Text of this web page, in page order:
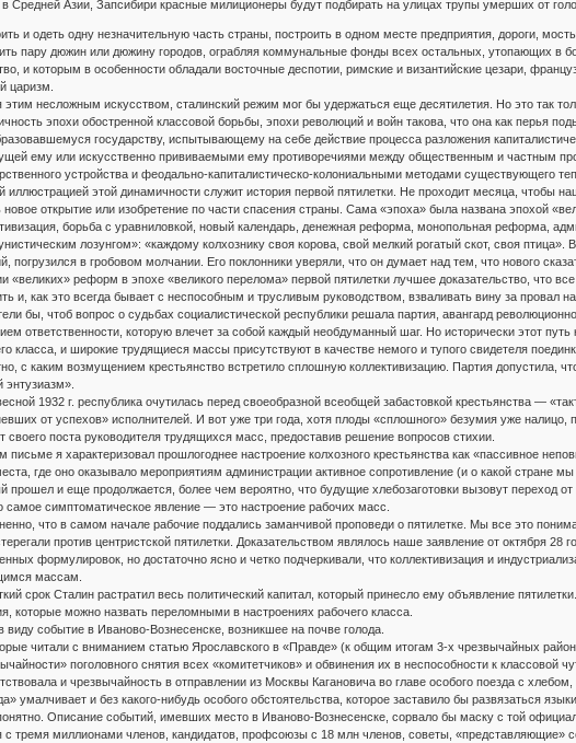
Средней Азии, Запсибири красные милиционеры будут подбирать на улицах трупы умерших от
и одеть одну незначительную часть страны, построить в одном месте предприятия, дороги,
пару дюжин или дюжину городов, ограбляя коммунальные фонды всех остальных, утопающих в
и которым в особенности обладали восточные деспотии, римские и византийские цезари,
царизм.
этим несложным искусством, сталинский режим мог бы удержаться еще десятилетия. Но это так
эпохи обостренной классовой борьбы, эпохи революций и войн такова, что она как перья
государству, испытывающему на себе действие процесса разложения
ему или искусственно прививаемыми ему противоречиями между общественным и частным
устройства и феодально-капиталистическо-колониальными методами существующего
иллюстрацией этой динамичности служит история первой пятилетки. Не проходит месяца, чтобы
новое открытие или изобретение по части спасения страны. Сама «эпоха» была названа эпохой
борьба с уравниловкой, новый календарь, денежная реформа, монопольная реформа,
лозунгом»: «каждому колхознику своя корова, свой мелкий рогатый скот, своя
погрузился в гробовом молчании. Его поклонники уверяли, что он думает над тем, что нового
«великих» реформ в эпохе «великого перелома» первой пятилетки лучшее доказательство, что
и, как это всегда бывает с неспособным и трусливым руководством, взваливать вину за провал на
бы, чтоб вопрос о судьбах социалистической республики решала партия, авангард
ответственности, которую влечет за собой каждый необдуманный шаг. Но исторически этот
класса, и широкие трудящиеся массы присутствуют в качестве немого и тупого свидетеля
с каким возмущением крестьянство встретило сплошную коллективизацию. Партия допустила,
энтузиазм».
1932 г. республика очутилась перед своеобразной всеобщей забастовкой крестьянства —
от успехов» исполнителей. И вот уже три года, хотя плоды «сплошного» безумия уже
своего поста руководителя трудящихся масс, предоставив решение вопросов стихии.
письме я характеризовал прошлогоднее настроение колхозного крестьянства как «пассивное
где оно оказывало мероприятиям администрации активное сопротивление (и о какой стране
прошел и еще продолжается, более чем вероятно, что будущие хлебозаготовки вызовут переход от
самое симптоматическое явление — это настроение рабочих масс.
что в самом начале рабочие поддались заманчивой проповеди о пятилетке. Мы все это
против центристской пятилетки. Доказательством являлось наше заявление от октября
формулировок, но достаточно ясно и четко подчеркивали, что коллективизация и
массам.
срок Сталин растратил весь политический капитал, который принесло ему объявление
которые можно назвать переломными в настроениях рабочего класса.
виду событие в Иваново-Вознесенске, возникшее на почве голода.
читали с вниманием статью Ярославского в «Правде» (к общим итогам 3-х чрезвычайных
поголовного снятия всех «комитетчиков» и обвинения их в неспособности к классовой
и чрезвычайность в отправлении из Москвы Кагановича во главе особого поезда с
умалчивает и без какого-нибудь особого обстоятельства, которое заставило бы развязаться
Описание событий, имевших место в Иваново-Вознесенске, сорвало бы маску с той
с тремя миллионами членов, кандидатов, профсоюзы с 18 млн членов, советы, «представляющие»